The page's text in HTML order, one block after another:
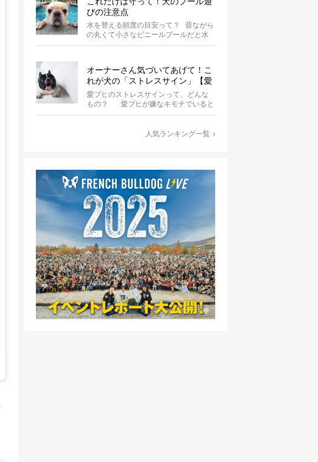
びの注意点
水を替える頻度の目安って？ 昔ながら
の丸くて小さなビニールプールだと水
替えもさほど手間ではないけ...
オーナーさん気づいてあげて！こ
れが犬の「ストレスサイン」【愛
ブヒの本音を知ろう】
愛ブヒのストレスサインって、どんな
もの？ 愛ブヒが嫌なキモチでいると
き、皆さんはそれをどのよう...
人気ランキング一覧